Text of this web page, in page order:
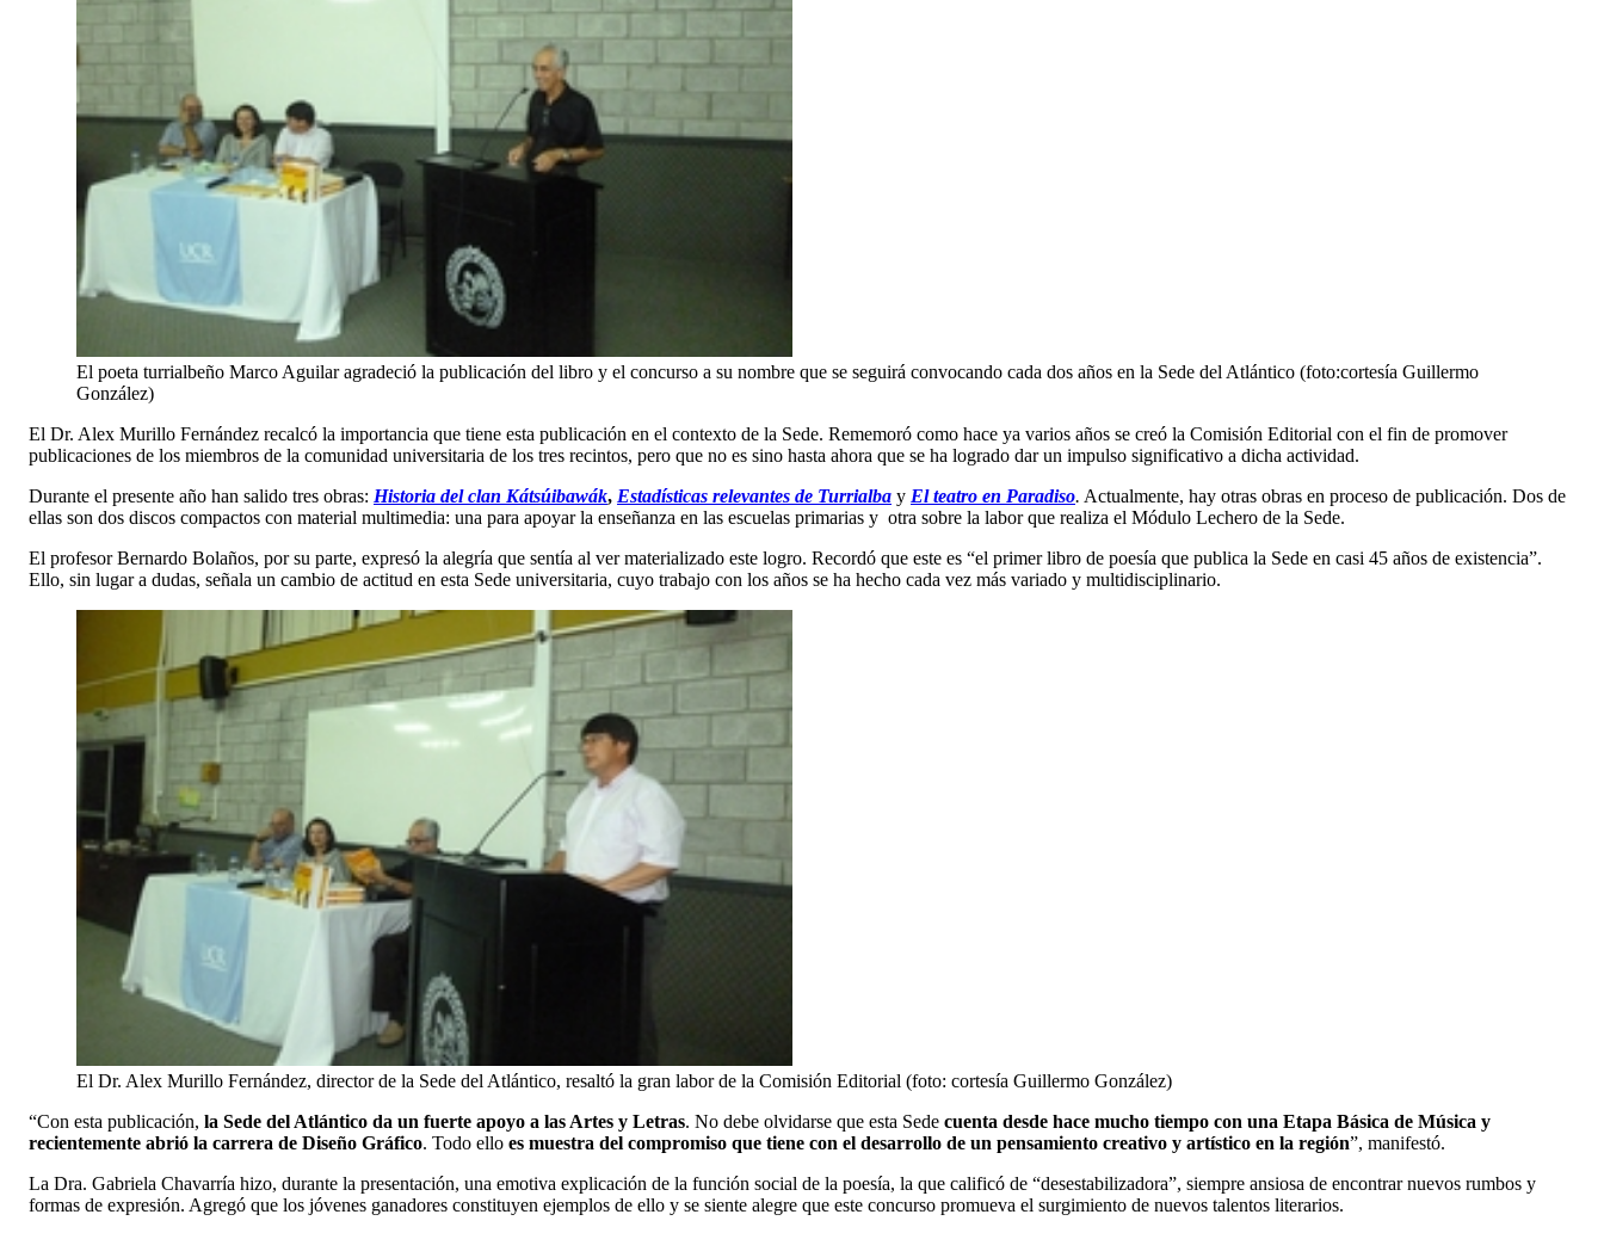
El poeta turrialbeño Marco Aguilar agradeció la publicación del libro y el concurso a su nombre que se seguirá convocando cada dos años en la Sede del Atlántico (foto:cortesía Guillermo
González)
El Dr. Alex Murillo Fernández recalcó la importancia que tiene esta publicación en el contexto de la Sede. Rememoró como hace ya varios años se creó la Comisión Editorial con el fin de promover
publicaciones de los miembros de la comunidad universitaria de los tres recintos, pero que no es sino hasta ahora que se ha logrado dar un impulso significativo a dicha actividad.
Durante el presente año han salido tres obras: Historia del clan Kátsúibawák, Estadísticas relevantes de Turrialba y El teatro en Paradiso. Actualmente, hay otras obras en proceso de publicación. Dos de
ellas son dos discos compactos con material multimedia: una para apoyar la enseñanza en las escuelas primarias y otra sobre la labor que realiza el Módulo Lechero de la Sede.
El profesor Bernardo Bolaños, por su parte, expresó la alegría que sentía al ver materializado este logro. Recordó que este es “el primer libro de poesía que publica la Sede en casi 45 años de existencia”.
Ello, sin lugar a dudas, señala un cambio de actitud en esta Sede universitaria, cuyo trabajo con los años se ha hecho cada vez más variado y multidisciplinario.
El Dr. Alex Murillo Fernández, director de la Sede del Atlántico, resaltó la gran labor de la Comisión Editorial (foto: cortesía Guillermo González)
“Con esta publicación, la Sede del Atlántico da un fuerte apoyo a las Artes y Letras. No debe olvidarse que esta Sede cuenta desde hace mucho tiempo con una Etapa Básica de Música y
recientemente abrió la carrera de Diseño Gráfico. Todo ello es muestra del compromiso que tiene con el desarrollo de un pensamiento creativo y artístico en la región”, manifestó.
La Dra. Gabriela Chavarría hizo, durante la presentación, una emotiva explicación de la función social de la poesía, la que calificó de “desestabilizadora”, siempre ansiosa de encontrar nuevos rumbos y
formas de expresión. Agregó que los jóvenes ganadores constituyen ejemplos de ello y se siente alegre que este concurso promueva el surgimiento de nuevos talentos literarios.